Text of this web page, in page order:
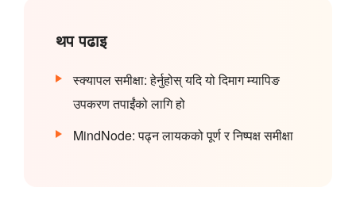
थप पढाइ
स्क्यापल समीक्षा: हेर्नुहोस् यदि यो दिमाग म्यापिङ
उपकरण तपाईंको लागि हो
MindNode: पढ्न लायकको पूर्ण र निष्पक्ष समीक्षा